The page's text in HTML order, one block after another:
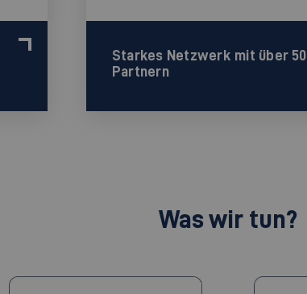
Starkes Netzwerk mit über 50
Partnern
Was wir tun?